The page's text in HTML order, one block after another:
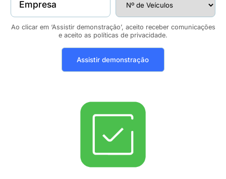
Ao clicar em ‘Assistir demonstração’, aceito receber comunicações
e aceito as políticas de privacidade.